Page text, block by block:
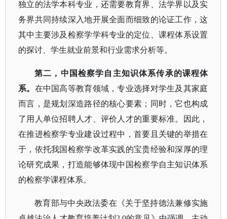
独立的法学本科专业，还需要教育界、法学界以及实
务界共同持续深入地开展全面而细致的论证工作，这
其中主要涉及检察学学科专业的定位、课程体系设置
的探讨、学生就业前景和行业需求分析等。
第二，中国检察学自主知识体系传承的课程体
系。 在中国高等教育领域，专业选择对学生及其家庭
而言，是规划深造路径的核心要素；同时，它也构成
了用人单位招聘人才、评价人才的重要标准。因此，
在推进检察学专业建设过程中，首要且关键的举措在
于，依托我国检察学改革实践的宝贵经验和深厚的理
论研究成果，打造能够体现中国检察学自主知识体系
的检察学课程体系。
教育部与中央政法委在《关于坚持德法兼修实施